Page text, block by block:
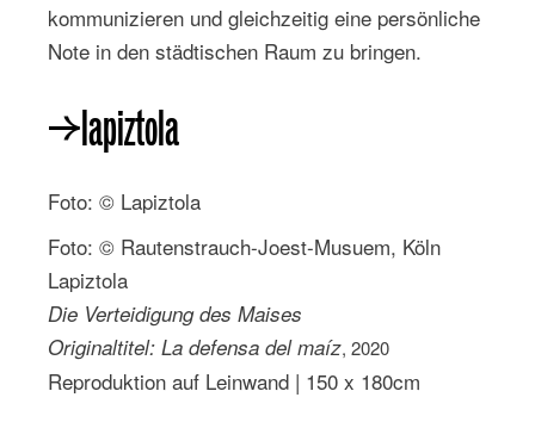
kommunizieren und gleichzeitig eine persönliche
Note in den städtischen Raum zu bringen.
→lapiztola
Foto: © Lapiztola
Foto: © Rautenstrauch-Joest-Musuem, Köln
Lapiztola
Die Verteidigung des Maises
Originaltitel: La defensa del maíz, 2020
Reproduktion auf Leinwand | 150 x 180cm